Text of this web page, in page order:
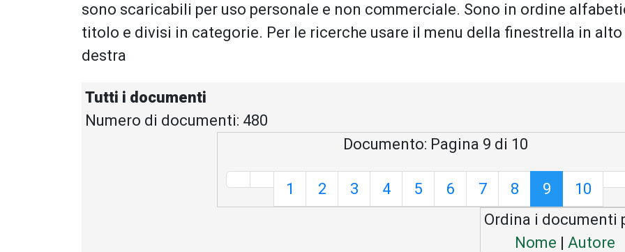
sono scaricabili per uso personale e non commerciale. Sono in ordine
titolo e divisi in categorie. Per le ricerche usare il menu della finestrella in alto
destra
Tutti i documenti
Numero di documenti: 480
Documento: Pagina 9 di 10
1 2 3 4 5 6 7 8 9
10
Ordina i documenti
Nome | Autore